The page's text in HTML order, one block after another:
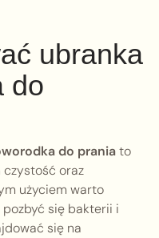
ubranka
do
do praniato
oraz
użyciem warto
się bakterii i
się na